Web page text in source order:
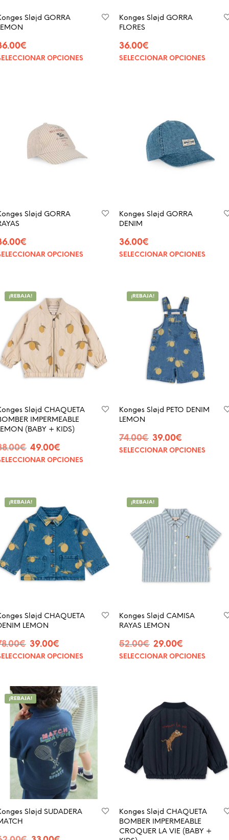
Sløjd GORRA
€
OPCIONES
Konges Sløjd GORRA
FLORES
36.00€
SELECCIONAR OPCIONES
Sløjd GORRA
€
OPCIONES
Konges Sløjd GORRA
DENIM
36.00€
SELECCIONAR OPCIONES
¡REBAJA!
Sløjd CHAQUETA
IMPERMEABLE
(BABY + KIDS)
€ 49.00€
OPCIONES
¡REBAJA!
Konges Sløjd PETO DENIM
LEMON
74.00€ 39.00€
SELECCIONAR OPCIONES
¡REBAJA!
Sløjd CHAQUETA
LEMON
€ 39.00€
OPCIONES
¡REBAJA!
Konges Sløjd CAMISA
RAYAS LEMON
52.00€ 29.00€
SELECCIONAR OPCIONES
¡REBAJA!
Sløjd SUDADERA
Konges Sløjd CHAQUETA
BOMBER IMPERMEABLE
CROQUER LA VIE (BABY +